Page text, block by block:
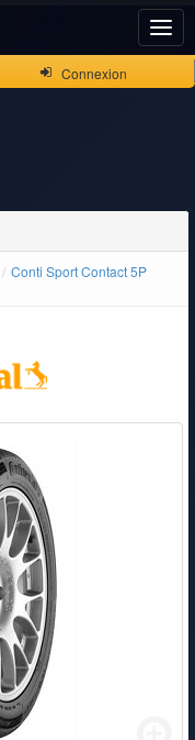
Connexion
Conti Sport Contact 5P